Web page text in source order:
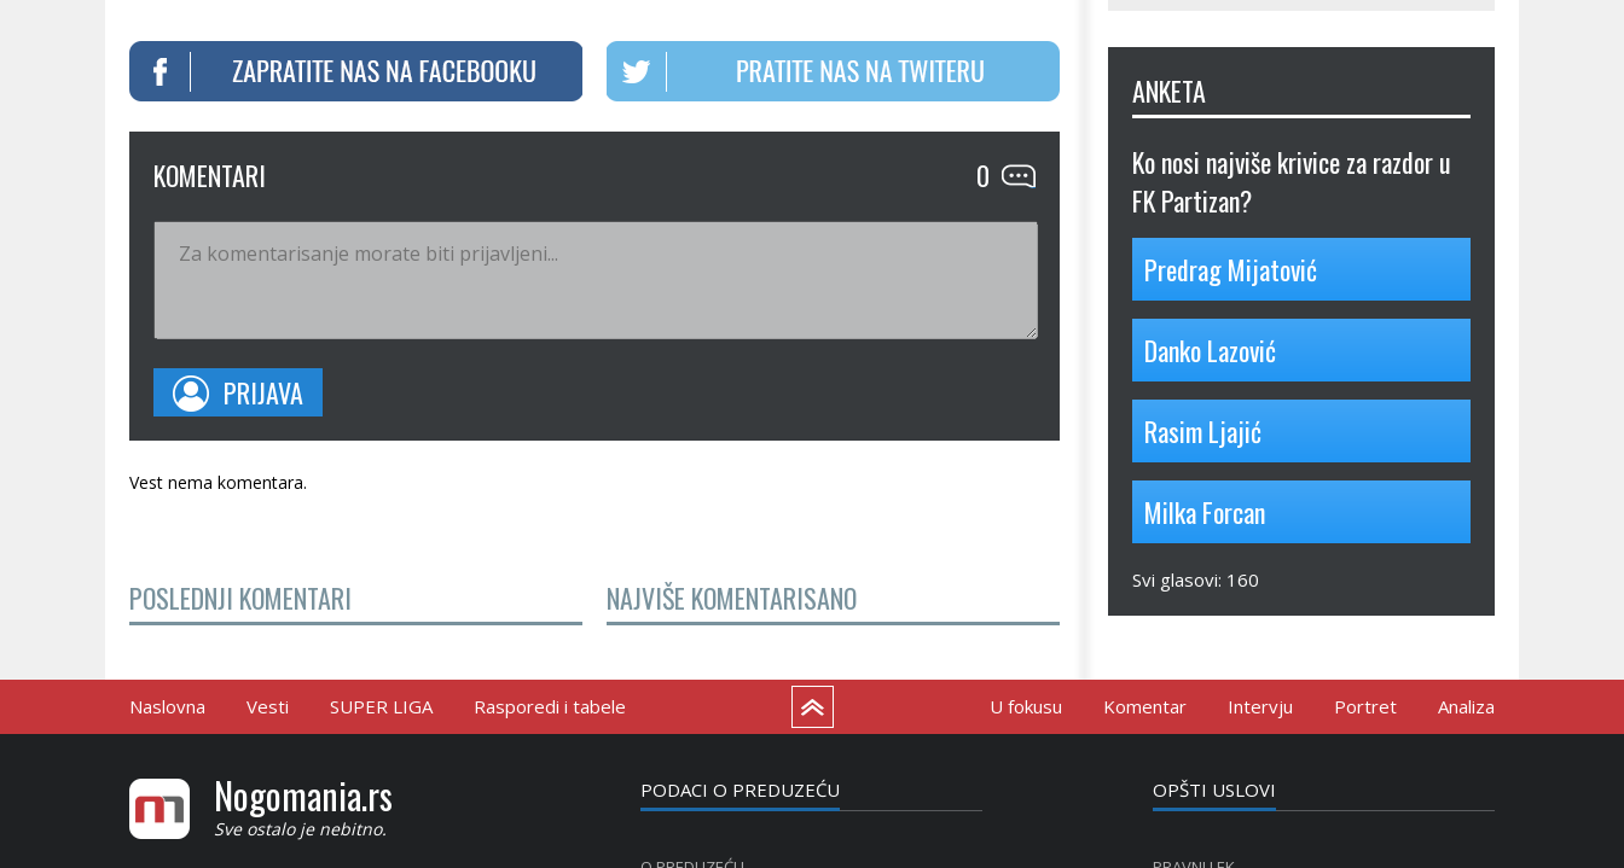
KOMENTARI 0
PRIJAVA
Vest nema komentara.
POSLEDNJI KOMENTARI NAJVIŠE KOMENTARISANO
ANKETA
Ko nosi najviše krivice za razdor u
FK Partizan?
Predrag Mijatović
Danko Lazović
Rasim Ljajić
Milka Forcan
Svi glasovi: 160
Naslovna Vesti SUPER LIGA Rasporedi i tabele U fokusu Komentar Intervju Portret Analiza
Nogomania.rs
Sve ostalo je nebitno.
PODACI O PREDUZEĆU OPŠTI USLOVI